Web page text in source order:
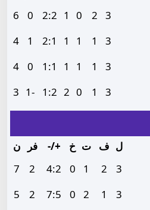
3
2
0
1
2:2
0
6
3
1
1
1
2:1
1
4
3
1
1
1
1 :1
0
4
3
1
0
2
1 :2
-1
3
ل ف ت خ +/- فر
ن
3
2
1
0
4:2
2
7
3
1
2
0
7:5
2
5